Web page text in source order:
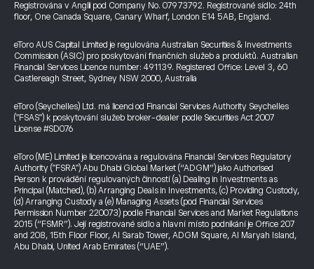
Registrována v Anglii pod Company No. 07973792. Registrované sídlo: 24th
floor, One Canada Square, Canary Wharf, London E14 5AB, England.
eToro AUS Capital Limited je regulována Australian Securities & Investments
Commission (ASIC) pro poskytování finančních služeb a produktů. Australian
Financial Services Licence number: 491139. Registered Office: Level 3, 60
Castlereagh Street, Sydney NSW 2000, Australia
eToro (Seychelles) Ltd. má licenci od Financial Services Authority Seychelles
("FSAS") k poskytování služeb broker-dealer podle Securities Act 2007
License #SD076
eToro (ME) Limited je licencována a regulována Financial Services Regulatory
Authority ("FSRA") Abu Dhabi Global Market (“ADGM”) jako Authorised
Person k provádění regulovaných činností (a) Dealing in Investments as
Principal (Matched), (b) Arranging Deals in Investments, (c) Providing Custody,
(d) Arranging Custody a (e) Managing Assets (pod Financial Services
Permission Number 220073) podle Financial Services and Market Regulations
2015 (“FSMR”). Její registrované sídlo a hlavní místo podnikání je Office 207
and 208, 15th Floor Floor, Al Sarab Tower, ADGM Square, Al Maryah Island,
Abu Dhabi, United Arab Emirates (“UAE”).